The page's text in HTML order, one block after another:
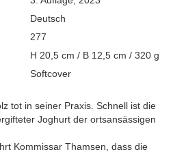
Deutsch
277
H 20,5 cm / B 12,5 cm / 320 g
Softcover
tot in seiner Praxis. Schnell ist die
Joghurt der ortsansässigen
Kommissar Thamsen, dass die